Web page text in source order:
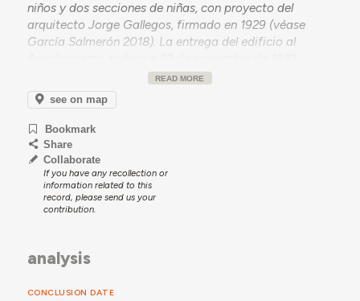
niños y dos secciones de niñas, con proyecto del
arquitecto Jorge Gallegos, firmado en 1929 (véase
García Salmerón 2018). La entrega del edificio al
En 1971 se adapta a Casa Consistorial Provisional,
mientras se constryue el nuevo
tras la instalación del consistorio en el nuevo edificio.
READ MORE
see on map
Bookmark
Share
Collaborate
If you have any recollection or
information related to this
record, please send us your
contribution.
analysis
CONCLUSION DATE